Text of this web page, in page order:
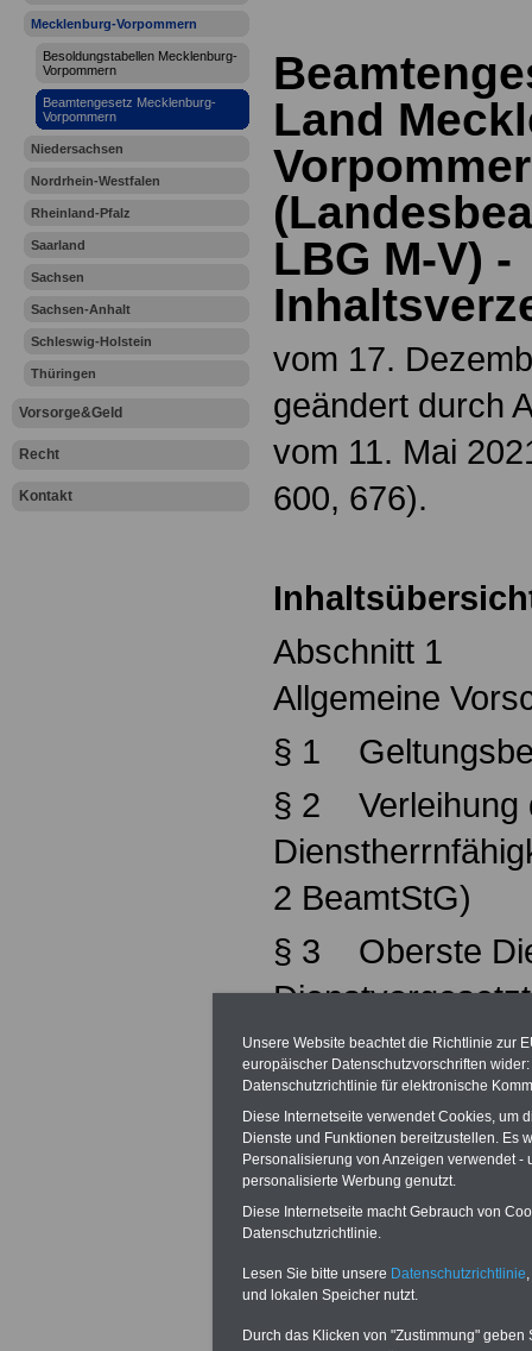
Mecklenburg-Vorpommern
Besoldungstabellen Mecklenburg-
Vorpommern
Beamtengesetz Mecklenburg-
Vorpommern
Niedersachsen
Nordrhein-Westfalen
Rheinland-Pfalz
Saarland
Sachsen
Sachsen-Anhalt
Schleswig-Holstein
Thüringen
Vorsorge&Geld
Recht
Kontakt
Land
LBG M-V) -
vom 17.
geändert durch
vom 11. Mai
600, 676).
Abschnitt 1
Allgemeine
§ 1
§ 2 Verleihung
2 BeamtStG)
§ 3 Oberste
Abschnitt 2
§ 4
BeamtStG)
§ 5
§ 6 Beamte auf
Unsere Website beachtet die Richtlinie zur
europäischer Datenschutzvorschriften
Datenschutzrichtlinie für elektronische
Diese Internetseite verwendet Cookies, um
Dienste und Funktionen bereitzustellen. Es
Personalisierung von Anzeigen verwendet
personalisierte Werbung genutzt.
Diese Internetseite macht Gebrauch von
Datenschutzrichtlinie.
Lesen Sie bitte unsere Datenschutzrichtlinie
und lokalen Speicher nutzt.
Durch das Klicken von "Zustimmung"